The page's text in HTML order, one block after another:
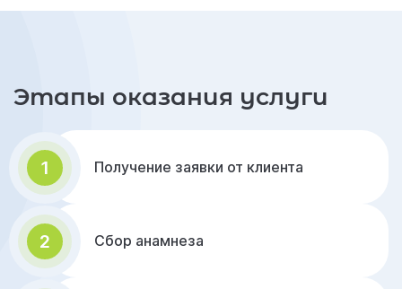
Этапы оказания услуги
1 Получение заявки от клиента
2 Сбор анамнеза